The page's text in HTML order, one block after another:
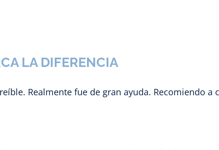
LA DIFERENCIA
Realmente fue de gran ayuda. Recomiendo